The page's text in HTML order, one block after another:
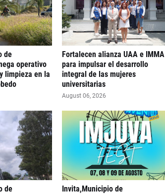
de
operativo
limpieza en la
Fortalecen alianza UAA e IMMA
para impulsar el desarrollo
integral de las mujeres
universitarias
August 06, 2026
de Invita,Municipio de